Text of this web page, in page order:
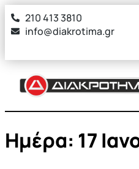
στο
περιεχόμενο
210 413 3810
info@diakrotima.gr
Ημέρα: 17